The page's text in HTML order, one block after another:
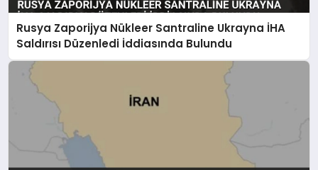
Rusya Zaporijya Nükleer Santraline Ukrayna İHA
Saldırısı Düzenledi İddiasında Bulundu